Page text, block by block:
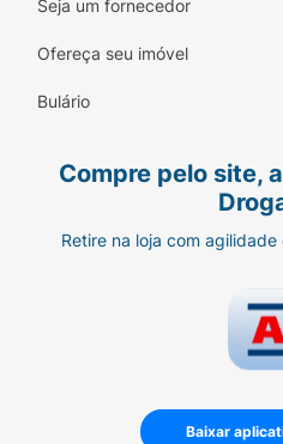
Seja um fornecedor
Ofereça seu imóvel
Bulário
Compre pelo site,
Retire na loja com
Baixar